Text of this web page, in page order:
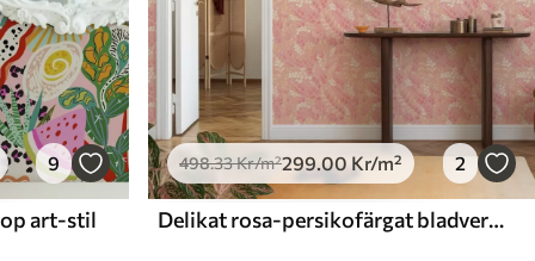
9
art-stil
498.33Kr/m²299.00 Kr/m² 2
Delikat rosa-persikofärgat bladverk med en mjuk färgskimmer